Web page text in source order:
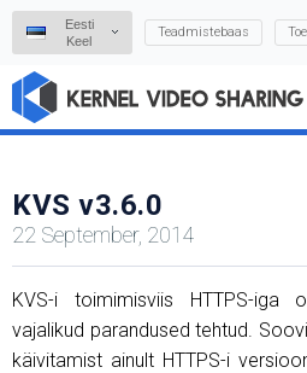
Eesti
Keel
Teadmistebaas
KVS v3.6.0
22 September, 2014
KVS-i toimimisviis HTTPS-iga
vajalikud parandused tehtud.
käivitamist ainult HTTPS-i